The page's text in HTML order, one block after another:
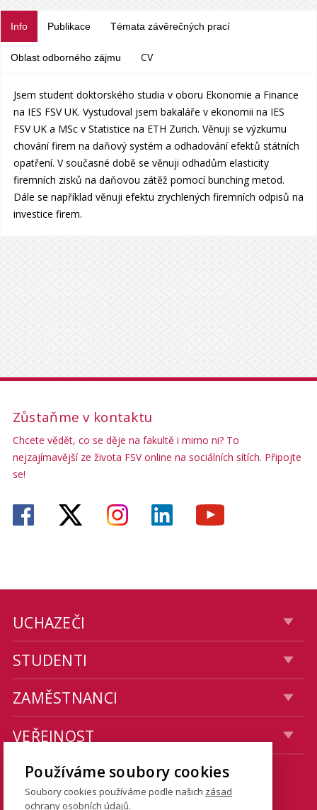
Info Publikace Témata závěrečných prací
Oblast odborného zájmu CV
Jsem student doktorského studia v oboru Ekonomie a Finance
na IES FSV UK. Vystudoval jsem bakaláře v ekonomii na IES
FSV UK a MSc v Statistice na ETH Zurich. Věnuji se výzkumu
chování firem na daňový systém a odhadování efektů státních
opatření. V současné době se věnuji odhadům elasticity
firemních zisků na daňovou zátěž pomocí bunching metod.
Dále se například věnuji efektu zrychlených firemních odpisů na
investice firem.
Zůstaňme v kontaktu
Chcete vědět, co se děje na fakultě i mimo ni? To
nejzajímavější ze života FSV online na sociálních sítích. Připojte
se!
UCHAZEČI
STUDENTI
ZAMĚSTNANCI
VEŘEJNOST
KONTAKTY
Používáme soubory cookies
Soubory cookies používáme podle našich zásad
ochrany osobních údajů.